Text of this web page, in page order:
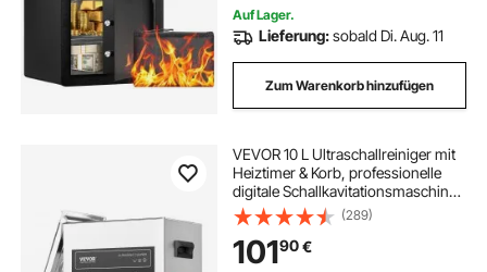
Auf Lager.
Lieferung:sobald Di. Aug. 11
Zum Warenkorb hinzufügen
VEVOR 10 L Ultraschallreiniger mit
Heiztimer & Korb, professionelle
digitale Schallkavitationsmaschine,
240 W Reinigungsmaschine für
Laborwerkzeuge Metallteile
Vergaser Messing Autoteile
Motorteile
(289)
10190€